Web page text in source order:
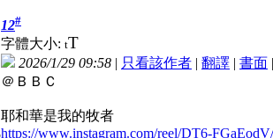
12#
字體大小: tT
2026/1/29 09:58 | 只看該作者 | 翻譯 | 書面
＠ＢＢＣ
耶和華是我的牧者
https://www.instagram.com/reel/DT6-